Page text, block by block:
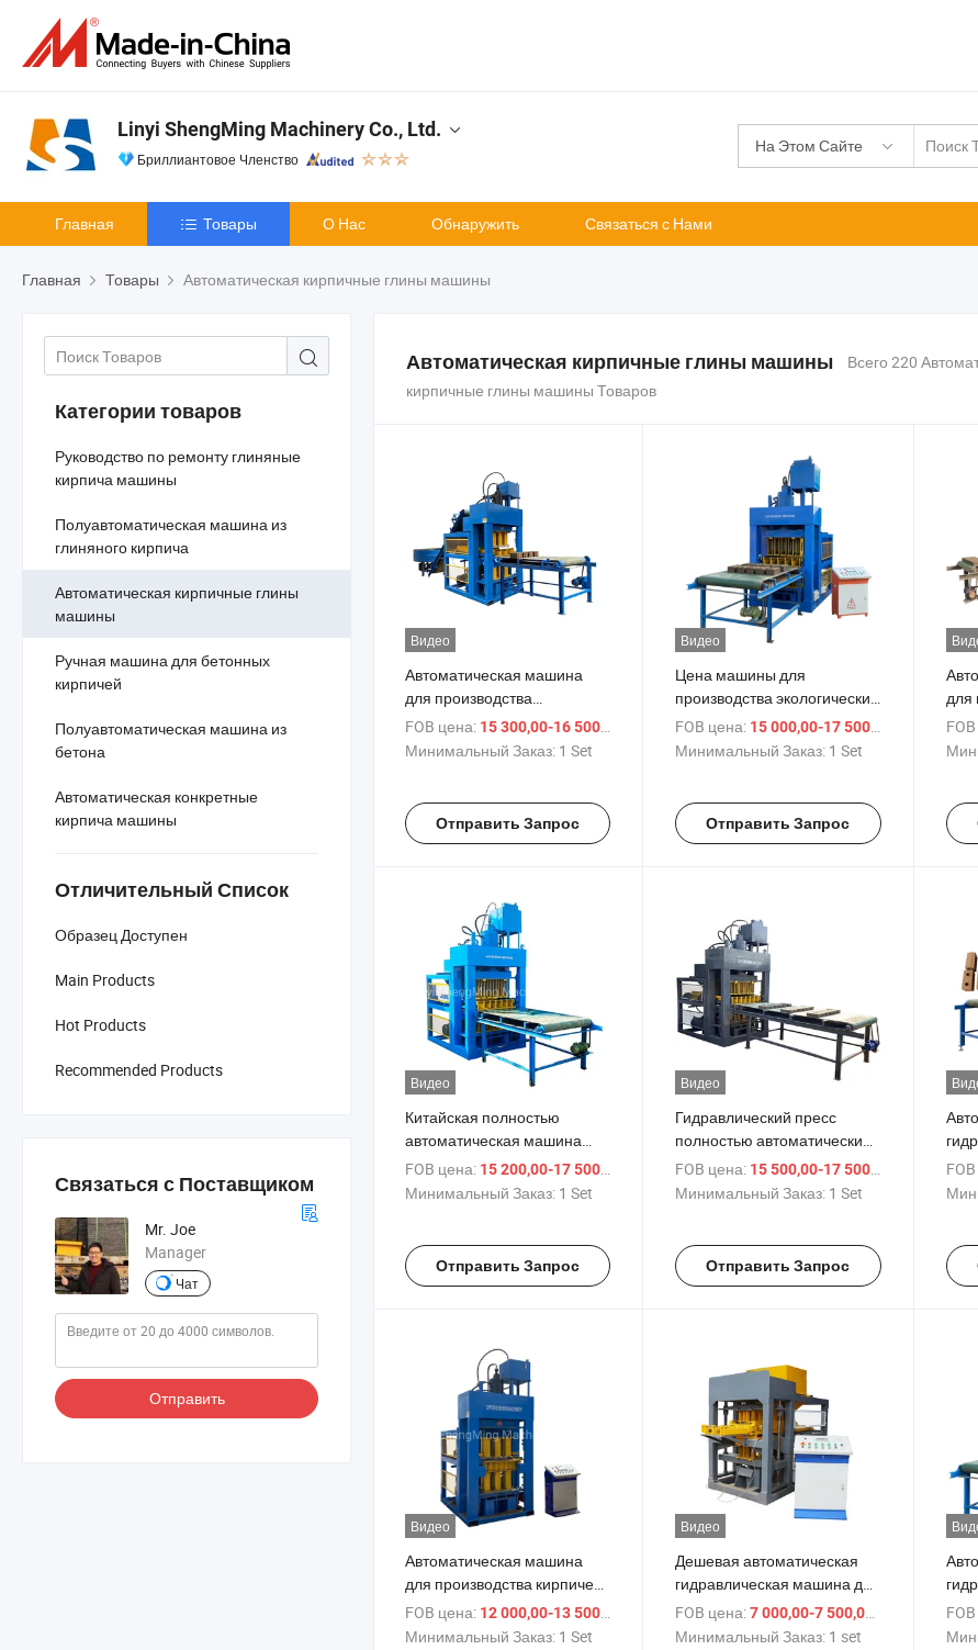
На Этом Сайте
Linyi ShengMing Machinery Co., Ltd.
Бриллиантовое Членство
Главная Товары О Нас Обнаружить Связаться с Нами
Главная Товары Автоматическая кирпичные глины машины
Категории товаров
Руководство по ремонту глиняные
кирпича машины
Полуавтоматическая машина из
глиняного кирпича
Автоматическая кирпичные глины
машины
Ручная машина для бетонных
кирпичей
Полуавтоматическая машина из
бетона
Автоматическая конкретные
кирпича машины
Отличительный Список
Образец Доступен
Main Products
Hot Products
Recommended Products
Связаться с Поставщиком
Mr. Joe
Manager
Чат
Отправить
Автоматическая кирпичные глины машины
Всего 220
кирпичные глины машины Товаров
Видео
Автоматическая машина
для производства
межблоковых кирпичей из
сжатой земляной глины
FOB цена: 15 300,00-16 500,00 $
Минимальный Заказ: 1 Set
Отправить Запрос
Видео
Цена машины для
производства экологических
красных глиняных
межкирпичных сжатых
FOB цена: 15 000,00-17 500,00 $
Минимальный Заказ: 1 Set
Отправить Запрос
для
Видео
Китайская полностью
автоматическая машина
для производства кирпичей
из латеритовой глины с
FOB цена: 15 200,00-17 500,00 $
Минимальный Заказ: 1 Set
Отправить Запрос
Видео
Гидравлический пресс
полностью автоматический
красный глиняный
межзамковый логотип
оборудование Южная
Африка
FOB цена: 15 500,00-17 500,00 $
Минимальный Заказ: 1 Set
Отправить Запрос
Видео
Автоматическая машина
для производства кирпичей
из красной глиняной земли с
межзамковым соединением
FOB цена: 12 000,00-13 500,00 $
Минимальный Заказ: 1 Set
Видео
Дешевая автоматическая
гидравлическая машина для
производства глиняных
межкирпичных блоков
FOB цена: 7 000,00-7 500,00 $
Минимальный Заказ: 1 set